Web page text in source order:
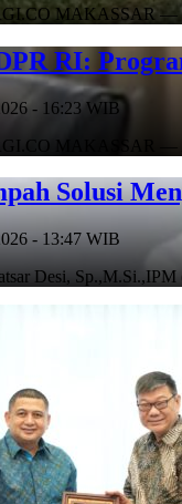
MAKASSAR —
RI:
- 16:23 WIB
MAKASSAR —
Solusi
- 13:47 WIB
Desi,